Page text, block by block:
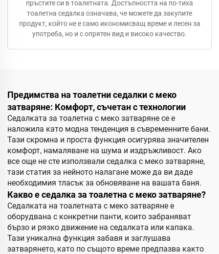
пръстите си в тоалетната. Достъпността на по-тиха
тоалетна седалка означава, че можете да закупите
продукт, който не е само икономисващ време и лесен за
употреба, но и с опрятен вид и високо качество.
Предимства на тоалетни седалки с меко
затваряне: Комфорт, съчетан с технологии
Седалката за тоалетна с меко затваряне се е
наложила като модна тенденция в съвременните бани.
Тази скромна и проста функция осигурява значителен
комфорт, намаляване на шума и издръжливост. Ако
все още не сте използвали седалка с меко затваряне,
тази статия за нейното налагане може да ви даде
необходимия тласък за обновяване на вашата баня.
Какво е седалка за тоалетна с меко затваряне?
Седалката на тоалетната с меко затваряне е
оборудвана с конкретни панти, които забраняват
бързо и рязко движение на седалката или капака.
Тази уникална функция забавя и заглушава
затварянето, като по същото време предпазва както